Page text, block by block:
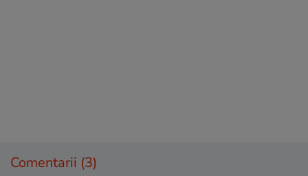
Comentarii (3)